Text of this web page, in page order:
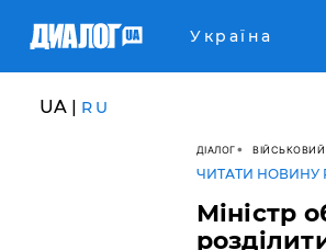
Україна
UA | RU
ДІАЛОГ
ЧИТАТИ НОВИНУ
Міністр